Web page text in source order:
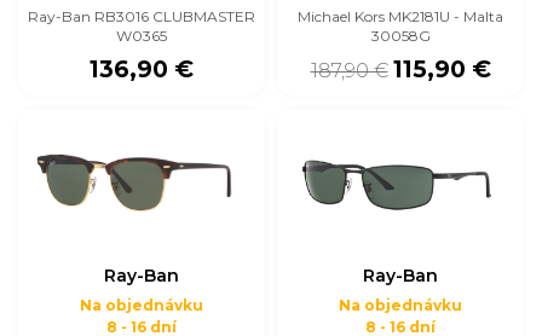
Ray-Ban RB3016 CLUBMASTER
W0365
136,90 €
Michael Kors MK2181U - Malta
30058G
187,90 € 115,90 €
Ray-Ban
Na objednávku
8 - 16 dní
Ray-Ban
Na objednávku
8 - 16 dní